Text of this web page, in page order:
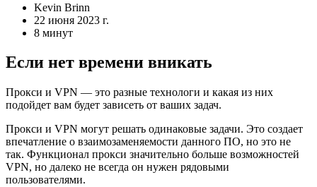
Kevin Brinn
22 июня 2023 г.
8 минут
Если нет времени вникать
Прокси и VPN — это разные технологи и какая из них
подойдет вам будет зависеть от ваших задач.
Прокси и VPN могут решать одинаковые задачи. Это создает
впечатление о взаимозаменяемости данного ПО, но это не
так. Функционал прокси значительно больше возможностей
VPN, но далеко не всегда он нужен рядовыми
пользователями.